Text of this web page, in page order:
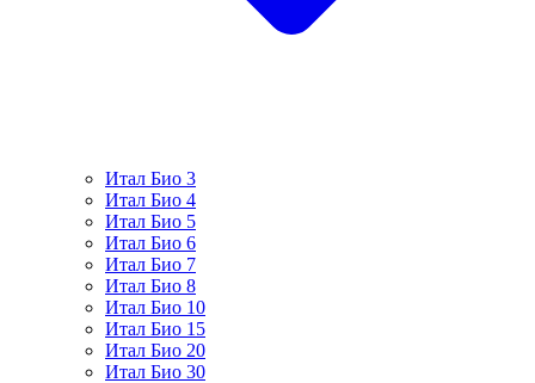
Итал Био 3
Итал Био 4
Итал Био 5
Итал Био 6
Итал Био 7
Итал Био 8
Итал Био 10
Итал Био 15
Итал Био 20
Итал Био 30